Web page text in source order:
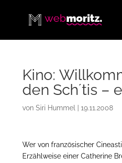
Kino:
den Sch´tis –
von Siri Hummel 19.11.2008
Wer von französischer
Erzählweise einer Catherine